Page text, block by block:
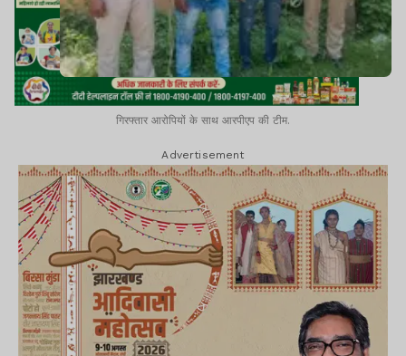
गिरफ्तार आरोपियों के साथ आरपीएप की टीम.
Advertisement